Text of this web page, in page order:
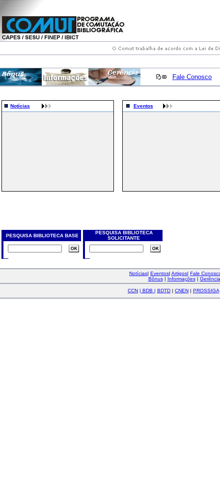
Fale Conosco
Notícias Eventos
PESQUISA BIBLIOTECA BASE
PESQUISA BIBLIOTECA
SOLICITANTE
Notícias| Eventos| Artigos| Fale
Bônus| Informações| Gerência
CCN | BDB | BDTD | CNEN | PROSSIGA